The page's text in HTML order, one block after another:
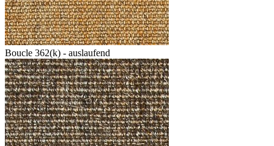
Boucle 362(k) - auslaufend